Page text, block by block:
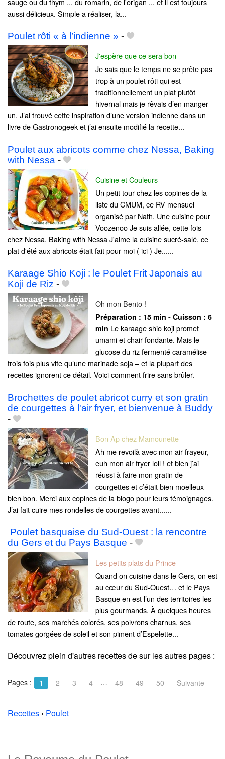
aussi délicieux. Simple a réaliser, la...
Poulet rôti « à l’indienne » -
J'espère que ce sera bon
Je sais que le temps ne se prête pas
trop à un poulet rôti qui est
traditionnellement un plat plutôt
hivernal mais je rêvais d’en manger
un. J’ai trouvé cette inspiration d’une version indienne dans un
livre de Gastronogeek et j’ai ensuite modifié la recette...
Poulet aux abricots comme chez Nessa, Baking
with Nessa -
Cuisine et Couleurs
Un petit tour chez les copines de la
liste du CMUM, ce RV mensuel
organisé par Nath, Une cuisine pour
Voozenoo Je suis allée, cette fois
chez Nessa, Baking with Nessa J'aime la cuisine sucré-salé, ce
plat d'été aux abricots était fait pour moi ( ici ) Je......
Karaage Shio Koji : le Poulet Frit Japonais au
Koji de Riz -
Oh mon Bento !
Préparation : 15 min - Cuisson : 6
min Le karaage shio koji promet
umami et chair fondante. Mais le
glucose du riz fermenté caramélise
trois fois plus vite qu’une marinade soja – et la plupart des
recettes ignorent ce détail. Voici comment frire sans brûler.
Brochettes de poulet abricot curry et son gratin
de courgettes à l'air fryer, et bienvenue à Buddy
-
Bon Ap chez Mamounette
Ah me revoilà avec mon air frayeur,
euh mon air fryer loll ! et bien j’ai
réussi à faire mon gratin de
courgettes et c’était bien moelleux
bien bon. Merci aux copines de la blogo pour leurs témoignages.
J’ai fait cuire mes rondelles de courgettes avant......
️ Poulet basquaise du Sud‑Ouest : la rencontre
du Gers et du Pays Basque -
Les petits plats du Prince
Quand on cuisine dans le Gers, on est
au cœur du Sud‑Ouest… et le Pays
Basque en est l’un des territoires les
plus gourmands. À quelques heures
de route, ses marchés colorés, ses poivrons charnus, ses
tomates gorgées de soleil et son piment d’Espelette...
Découvrez plein d'autres recettes desur les autres pages :
Pages : 1 2 3 4 … 48 49 50 Suivante
Recettes › Poulet